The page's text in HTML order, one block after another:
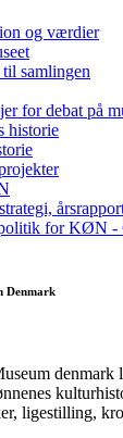
og værdier
samlingen
for debat på
historie
for KØN -
Denmark
ligestilling,